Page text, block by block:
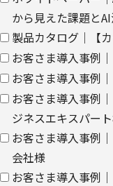
【第三者提供に関して
当社はご提供いただき
を除き、ご本人の同
・法令に基づく場合
・上記利用目的を実施
業務委託先へ委託する
・上記利用目的の範
よびパートナー企業に
個人情報を提供する場
から見えた課題と
製品カタログ｜【
お客さま導入事例
お客さま導入事例
お客さま導入事例
ジネスエキスパー
お客さま導入事例
会社様
お客さま導入事例